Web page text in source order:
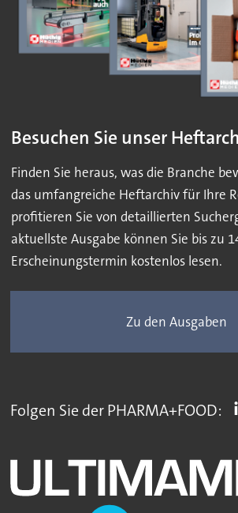
Besuchen Sie unser
Finden Sie heraus, was die Branche
das umfangreiche Heftarchiv für Ihre
profitieren Sie von detaillierten
aktuellste Ausgabe können Sie bis zu
Erscheinungstermin kostenlos lesen.
Zu den Ausgaben
Folgen Sie der PHARMA+FOOD: